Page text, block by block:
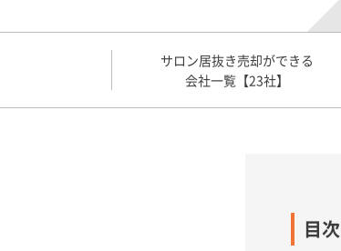
サロン居抜き売却ができる
会社一覧【23社】
目次